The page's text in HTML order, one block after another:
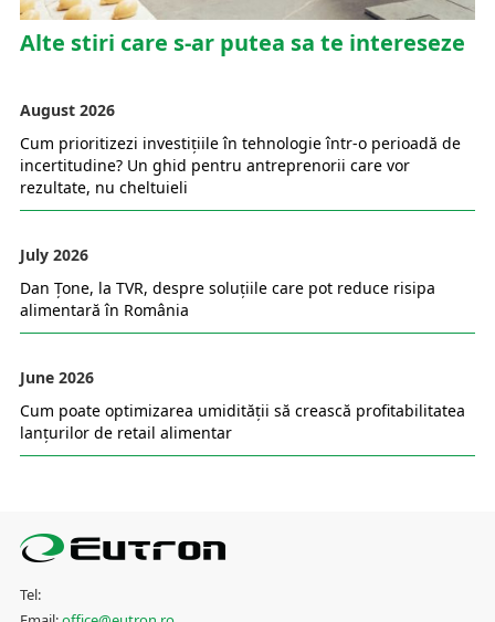
Alte stiri care s-ar putea sa te intereseze
August 2026
Cum prioritizezi investițiile în tehnologie într-o perioadă de
incertitudine? Un ghid pentru antreprenorii care vor
rezultate, nu cheltuieli
July 2026
Dan Țone, la TVR, despre soluțiile care pot reduce risipa
alimentară în România
June 2026
Cum poate optimizarea umidității să crească profitabilitatea
lanțurilor de retail alimentar
Tel: